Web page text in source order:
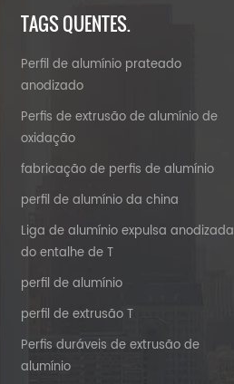
TAGS QUENTES.
Perfil de alumínio prateado
anodizado
Perfis de extrusão de alumínio de
oxidação
fabricação de perfis de alumínio
perfil de alumínio da china
Liga de alumínio expulsa anodizada
do entalhe de T
perfil de alumínio
perfil de extrusão T
Perfis duráveis ​​de extrusão de
alumínio